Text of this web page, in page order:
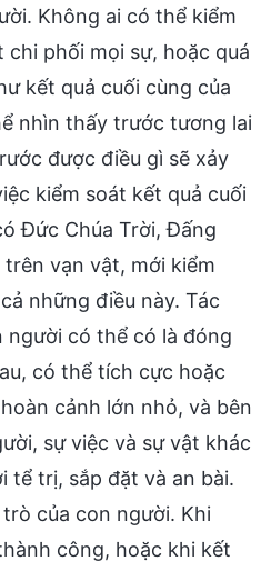
Không ai có thể kiểm
phối mọi sự, hoặc quá
kết quả cuối cùng của
nhìn thấy trước tương lai
được điều gì sẽ xảy
kiểm soát kết quả cuối
Đức Chúa Trời, Đấng
vạn vật, mới kiểm
những điều này. Tác
người có thể có là đóng
có thể tích cực hoặc
cảnh lớn nhỏ, và bên
sự việc và sự vật khác
tể trị, sắp đặt và an bài.
của con người. Khi
công, hoặc khi kết